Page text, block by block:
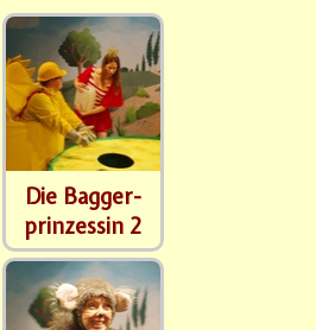
Die Bagger-
prinzessin 2